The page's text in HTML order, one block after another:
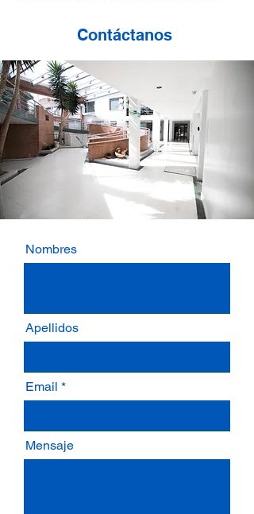
Contáctanos
Nombres
Apellidos
Email
Mensaje